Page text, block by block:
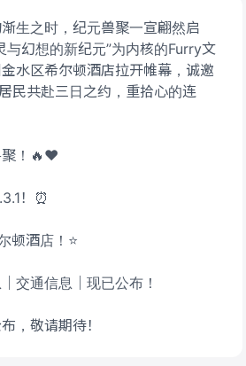
生之时，纪元兽聚一宣翩然启
与幻想的新纪元”为内核的Furry文
水区希尔顿酒店拉开帷幕，诚邀
民共赴三日之约，重拾心的连
聚！🔥❤
！⏰
顿酒店！⭐
交通信息｜现已公布！